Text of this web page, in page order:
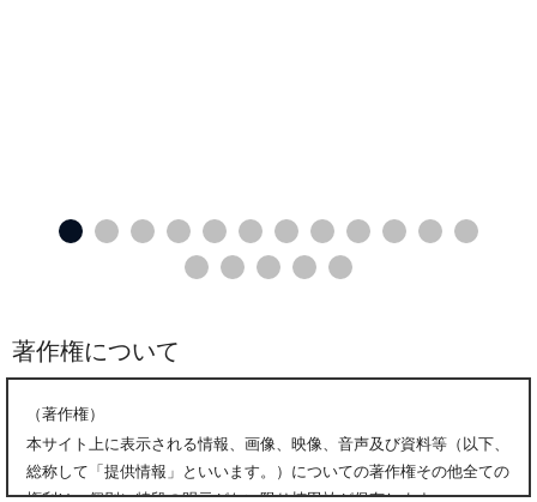
著作権について
（著作権）
本サイト上に表示される情報、画像、映像、音声及び資料等（以下、
総称して「提供情報」といいます。）についての著作権その他全ての